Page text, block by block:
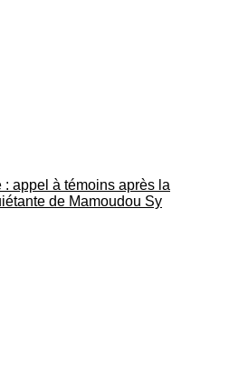
: appel à témoins après la
de Mamoudou Sy